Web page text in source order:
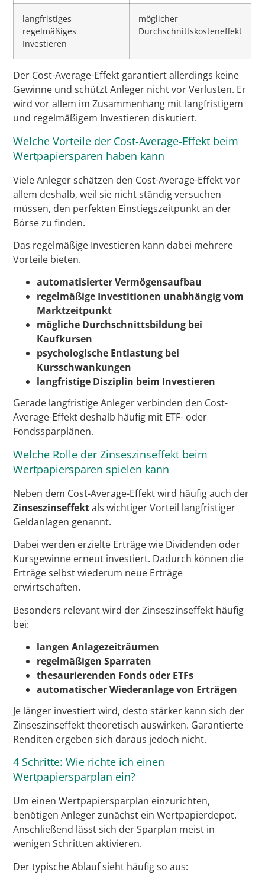
langfristiges
regelmäßiges
Investieren
möglicher
Durchschnittskosteneffekt
Der Cost-Average-Effekt garantiert allerdings keine
Gewinne und schützt Anleger nicht vor Verlusten. Er
wird vor allem im Zusammenhang mit langfristigem
und regelmäßigem Investieren diskutiert.
Welche Vorteile der Cost-Average-Effekt beim
Wertpapiersparen haben kann
Viele Anleger schätzen den Cost-Average-Effekt vor
allem deshalb, weil sie nicht ständig versuchen
müssen, den perfekten Einstiegszeitpunkt an der
Börse zu finden.
Das regelmäßige Investieren kann dabei mehrere
Vorteile bieten.
automatisierter Vermögensaufbau
regelmäßige Investitionen unabhängig vom
Marktzeitpunkt
mögliche Durchschnittsbildung bei
Kaufkursen
psychologische Entlastung bei
Kursschwankungen
langfristige Disziplin beim Investieren
Gerade langfristige Anleger verbinden den Cost-
Average-Effekt deshalb häufig mit ETF- oder
Fondssparplänen.
Welche Rolle der Zinseszinseffekt beim
Wertpapiersparen spielen kann
Neben dem Cost-Average-Effekt wird häufig auch der
Zinseszinseffektals wichtiger Vorteil langfristiger
Geldanlagen genannt.
Dabei werden erzielte Erträge wie Dividenden oder
Kursgewinne erneut investiert. Dadurch können die
Erträge selbst wiederum neue Erträge
erwirtschaften.
Besonders relevant wird der Zinseszinseffekt häufig
bei:
langen Anlagezeiträumen
regelmäßigen Sparraten
thesaurierenden Fonds oder ETFs
automatischer Wiederanlage von Erträgen
Je länger investiert wird, desto stärker kann sich der
Zinseszinseffekt theoretisch auswirken. Garantierte
Renditen ergeben sich daraus jedoch nicht.
4 Schritte: Wie richte ich einen
Wertpapiersparplan ein?
Um einen Wertpapiersparplan einzurichten,
benötigen Anleger zunächst ein Wertpapierdepot.
Anschließend lässt sich der Sparplan meist in
wenigen Schritten aktivieren.
Der typische Ablauf sieht häufig so aus: